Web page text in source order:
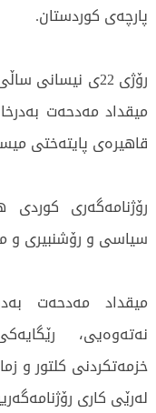
پارچەی كوردستان.
میقداد مەدحەت
قاهیرەی پایتەختی
رۆژنامەگەری
سیاسی و رۆشنبیری و
میقداد مەدحەت
نەتەوەیی،
خزمەتكردنی كلتور و
لەرێی كاری